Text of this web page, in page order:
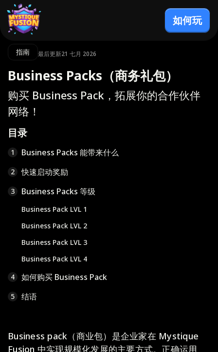
如何玩
指南 最后更新21 七月 2026
Business Packs（商务礼包）
购买 Business Pack，拓展你的合作伙伴
网络！
目录
1 Business Packs 能带来什么
2 快速启动奖励
3 Business Packs 等级
Business Pack LVL 1
Business Pack LVL 2
Business Pack LVL 3
Business Pack LVL 4
4
如何购买 Business Pack
5 结语
Business pack（商业包）是企业家在 Mystique
Fusion 中实现规模化发展的主要方式。正确运用